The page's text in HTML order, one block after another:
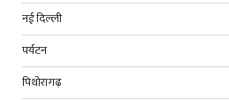
नई दिल्ली
पर्यटन
पिथोरागढ़